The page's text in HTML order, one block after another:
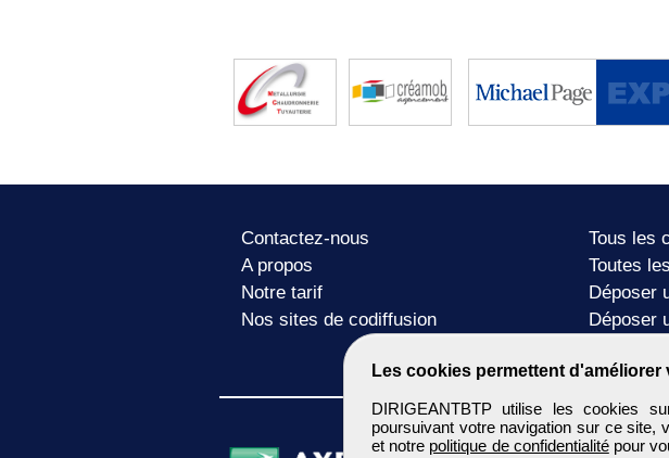
Les cookies permettent d'améliorer
DIRIGEANTBTP utilise les cookies
poursuivant votre navigation sur ce site,
et notre politique de confidentialitépour
Contactez-nous
A propos
Notre tarif
Nos sites de codiffusion
Tous les
Toutes
Déposer
Déposer